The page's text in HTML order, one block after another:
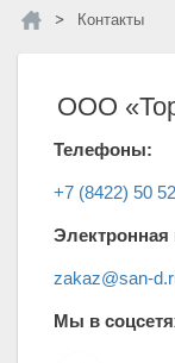
Контакты
ООО
Телефоны:
+7 (8422) 50
Электронная
zakaz@san-
Мы в